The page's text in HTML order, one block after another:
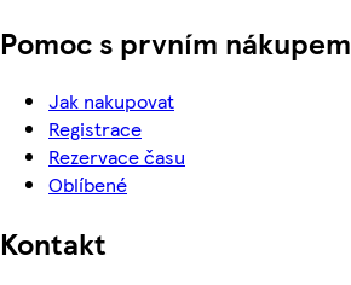
Pomoc s prvním nákupem
Jak nakupovat
Registrace
Rezervace času
Oblíbené
Kontakt